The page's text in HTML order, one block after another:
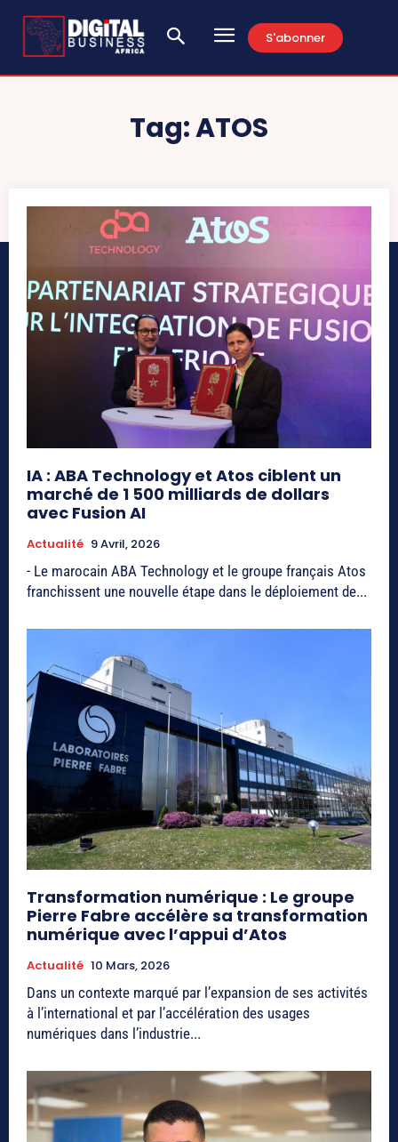
S'abonner
Tag:ATOS
IA : ABA Technology et Atos ciblent un
marché de 1 500 milliards de dollars
avec Fusion AI
Actualité 9 Avril, 2026
- Le marocain ABA Technology et le groupe français Atos
franchissent une nouvelle étape dans le déploiement de...
Transformation numérique : Le groupe
Pierre Fabre accélère sa transformation
numérique avec l’appui d’Atos
Actualité 10 Mars, 2026
Dans un contexte marqué par l’expansion de ses activités
à l’international et par l’accélération des usages
numériques dans l’industrie...